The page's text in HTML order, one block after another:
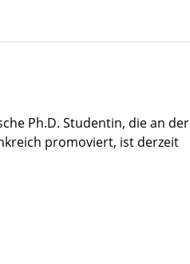
Ph.D. Studentin, die an der
promoviert, ist derzeit